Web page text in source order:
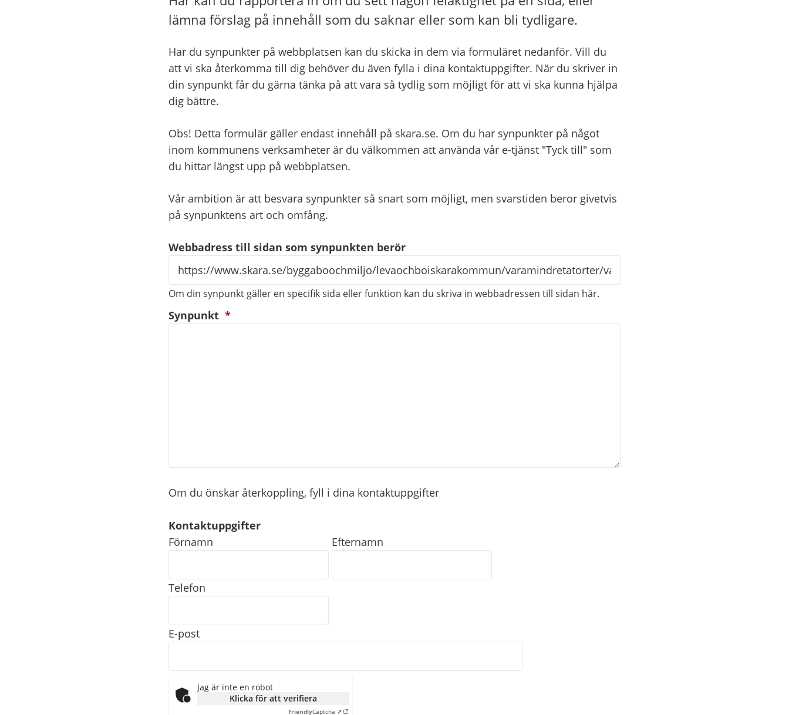
lämna förslag på innehåll som du saknar eller som kan bli tydligare.
Har du synpunkter på webbplatsen kan du skicka in dem via formuläret nedanför. Vill du
att vi ska återkomma till dig behöver du även fylla i dina kontaktuppgifter. När du skriver in
din synpunkt får du gärna tänka på att vara så tydlig som möjligt för att vi ska kunna hjälpa
dig bättre.
Obs! Detta formulär gäller endast innehåll på skara.se. Om du har synpunkter på något
inom kommunens verksamheter är du välkommen att använda vår e-tjänst "Tyck till" som
du hittar längst upp på webbplatsen.
Vår ambition är att besvara synpunkter så snart som möjligt, men svarstiden beror givetvis
på synpunktens art och omfång.
Webbadress till sidan som synpunkten berör
Om din synpunkt gäller en specifik sida eller funktion kan du skriva in webbadressen till sidan här.
Synpunkt *(obligatorisk)
Om du önskar återkoppling, fyll i dina kontaktuppgifter
Kontaktuppgifter
Kontaktuppgifter
Förnamn Efternamn
Telefon
E-post
Jag är inte en robot
Klicka för att verifiera
FriendlyCaptcha ⇗